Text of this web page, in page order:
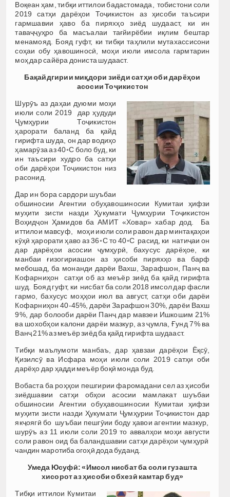
Воқеан ҳам, тибқи иттилои бадастомада, тобистони соли
2019 сатҳи дарёҳои Тоҷикистон аз ҳисоби таъсири
гармшавии ҳаво ба пиряхҳо зиёд шудааст, ки ин
таваҷҷуҳро ба масъалаи тағйирёбии иқлим бештар
менамояд. Бояд гуфт, ки тибқи таҳлили мутахассисони
соҳаи обу ҳавошиносӣ, моҳи июли имсола гармтарин
моҳ дар сайёра дониста шудааст.
Бақайдгирии миқдори зиёди сатҳи оби дарёҳои
асосии Тоҷикистон
Шурӯъ аз даҳаи дуюми моҳи
июли соли 2019 дар ҳудуди
Ҷумҳурии Тоҷикистон
ҳарорати баланд ба қайд
гирифта шуда, он дар водиҳо
ҳамарӯза аз 40◦С боло буд, ки
ин таъсири худро ба сатҳи
оби дарёҳои Тоҷикистон низ
расонид.
Дар ин бора сардори шуъбаи
обшиносии Агентии обуҳавошиносии Кумитаи ҳифзи
муҳити зисти назди Ҳукумати Ҷумҳурии Тоҷикистон
Воҳидҷон Ҳамидов ба АМИТ «Ховар» хабар дод. Ба
иттилои мавсуф, моҳи июли соли равон дар минтақаҳои
кӯҳӣ ҳарорати ҳаво аз 36◦С то 40◦С расид, ки натиҷаи он
дар дарёҳои асосии ҷумҳурӣ, бахусус дарёҳое, ки
манбаи ғизогириашон аз ҳисоби пиряхҳо ва барф
мебошад, ба монанди дарёи Вахш, Зарафшон, Панҷ ва
Кофарниҳон сатҳи об аз меъёр зиёд ба қайд гирифта
шуд. Бояд гуфт, ки нисбат ба соли 2018 имсол дар фасли
гармо, бахусус моҳҳои июл ва август, сатҳи оби дарёи
Кофарниҳон 40-45%, дарёи Зарафшон 30%, дарёи Вахш
9%, дар болооби дарёи Панҷ дар мавзеи Ишкошим 21%
ва шохобҳои калони дарёи мазкур, аз ҷумла, Ғунд 7% ва
Ванҷ 21% аз меъёр зиёд ба қайд гирифта шудааст.
Тибқи маълумоти манбаъ, дар ҳавзаи дарёҳои Ёқсӯ,
Қизилсӯ ва Исфара моҳи июли соли 2019 сатҳи оби
дарёҳо дар ҳадди меъёр боқӣ монда буд.
Вобаста ба роҳҳои пешгирии фаромадани сел аз ҳисоби
зиёдшавии сатҳи обҳои асосии мамлакат шуъбаи
обшиносии Агентии обуҳавошиносии Кумитаи ҳифзи
муҳити зисти назди Ҳукумати Ҷумҳурии Тоҷикистон дар
якҷоягӣ бо шуъбаи пешгӯии боду ҳавои агентии мазкур,
шурӯъ аз 11 июли соли 2019 то аввалҳои моҳи августи
соли равон оид ба баландшавии сатҳи дарёҳои ҷумҳурӣ
чандин маротиба огоҳӣ дода буданд.
Умеда Юсуфӣ: «Имсол нисбат ба соли гузашта
хисорот аз ҳисоби обхезӣ камтар буд»
Тибқи иттилои Кумитаи